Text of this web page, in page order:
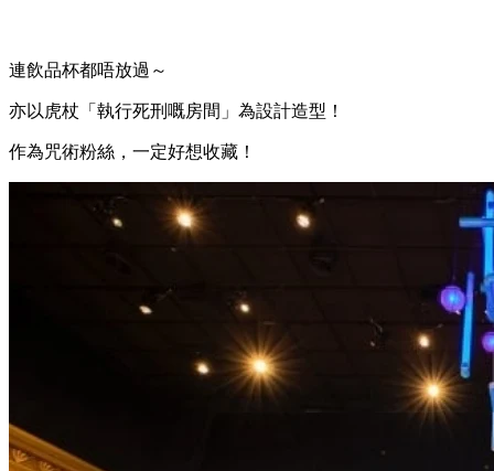
連飲品杯都唔放過～
亦以虎杖「執行死刑嘅房間」為設計造型！
作為咒術粉絲，一定好想收藏！